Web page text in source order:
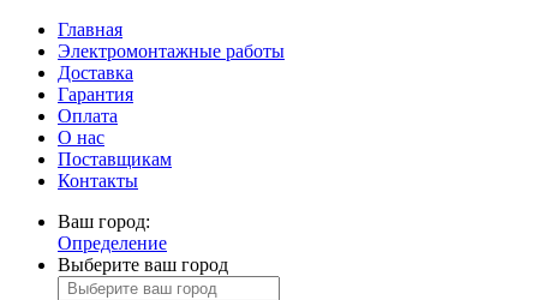
Главная
Электромонтажные работы
Доставка
Гарантия
Оплата
О нас
Поставщикам
Контакты
Ваш город:
Определение
Выберите ваш город